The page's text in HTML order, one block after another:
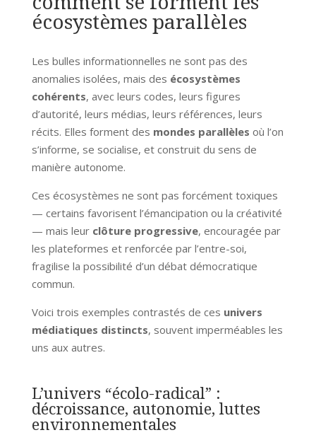
écosystèmes parallèles
Les bulles informationnelles ne sont pas des
anomalies isolées, mais des écosystèmes
cohérents, avec leurs codes, leurs figures
d’autorité, leurs médias, leurs références, leurs
récits. Elles forment des mondes parallèles où l’on
s’informe, se socialise, et construit du sens de
manière autonome.
Ces écosystèmes ne sont pas forcément toxiques
— certains favorisent l’émancipation ou la créativité
— mais leur clôture progressive, encouragée par
les plateformes et renforcée par l’entre-soi,
fragilise la possibilité d’un débat démocratique
commun.
Voici trois exemples contrastés de ces univers
médiatiques distincts, souvent imperméables les
uns aux autres.
L’univers “écolo-radical” :
décroissance, autonomie, luttes
environnementales